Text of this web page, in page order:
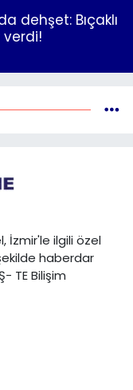
dehşet: Bıçaklı
İzmir'le ilgili özel
haberdar
TE Bilişim